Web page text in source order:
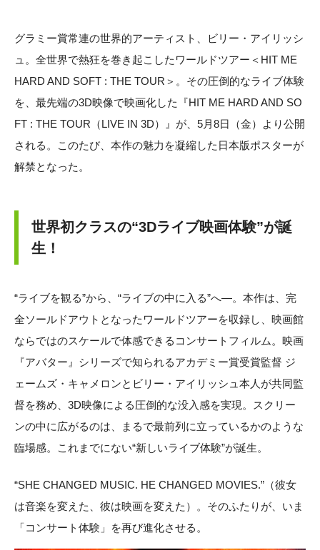
グラミー賞常連の世界的アーティスト、ビリー・アイリッシ
ュ。全世界で熱狂を巻き起こしたワールドツアー＜HIT ME
HARD AND SOFT : THE TOUR＞。その圧倒的なライブ体験
を、最先端の3D映像で映画化した『HIT ME HARD AND SO
FT : THE TOUR（LIVE IN 3D）』が、5月8日（金）より公開
される。このたび、本作の魅力を凝縮した日本版ポスターが
解禁となった。
世界初クラスの“3Dライブ映画体験”が誕
生！
“ライブを観る”から、“ライブの中に入る”へ—。本作は、完
全ソールドアウトとなったワールドツアーを収録し、映画館
ならではのスケールで体感できるコンサートフィルム。映画
『アバター』シリーズで知られるアカデミー賞受賞監督 ジ
ェームズ・キャメロンとビリー・アイリッシュ本人が共同監
督を務め、3D映像による圧倒的な没入感を実現。スクリー
ンの中に広がるのは、まるで最前列に立っているかのような
臨場感。これまでにない“新しいライブ体験”が誕生。
“SHE CHANGED MUSIC. HE CHANGED MOVIES.”（彼女
は音楽を変えた、彼は映画を変えた）。そのふたりが、いま
「コンサート体験」を再び進化させる。